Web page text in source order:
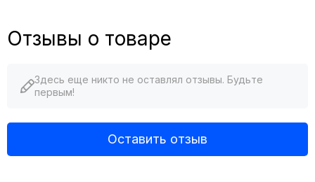
МОЩНОСТЬ
Отзывы о товаре
Здесь еще никто не оставлял отзывы. Будьте
первым!
Оставить отзыв